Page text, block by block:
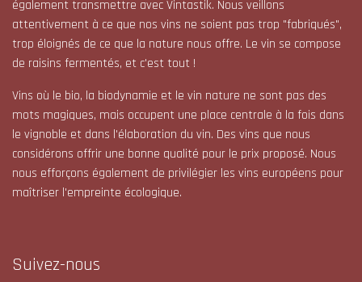
également transmettre avec Vintastik. Nous veillons
attentivement à ce que nos vins ne soient pas trop "fabriqués",
trop éloignés de ce que la nature nous offre. Le vin se compose
de raisins fermentés, et c'est tout !
Vins où le bio, la biodynamie et le vin nature ne sont pas des
mots magiques, mais occupent une place centrale à la fois dans
le vignoble et dans l'élaboration du vin. Des vins que nous
considérons offrir une bonne qualité pour le prix proposé. Nous
nous efforçons également de privilégier les vins européens pour
maîtriser l'empreinte écologique.
Suivez-nous